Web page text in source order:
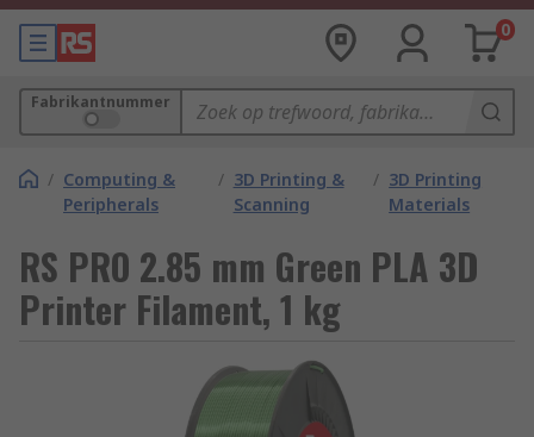
0
Fabrikantnummer
/ Computing &
Peripherals
/ 3D Printing &
Scanning
/ 3D Printing
Materials
RS PRO 2.85 mm Green PLA 3D
Printer Filament, 1 kg